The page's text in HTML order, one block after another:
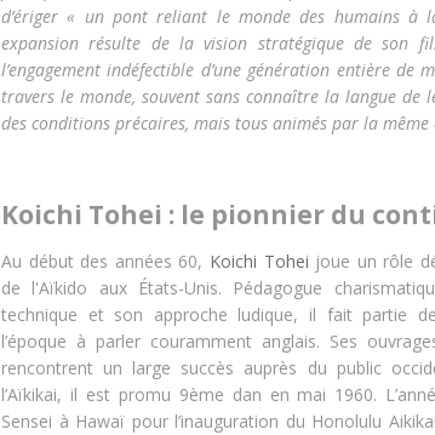
d’ériger « un pont reliant le monde des humains à
expansion résulte de la vision stratégique de son
l’engagement indéfectible d’une génération entière de
travers le monde, souvent sans connaître la langue de
des conditions précaires, mais tous animés par la même
Koichi Tohei : le pionnier du
Au début des années 60, Koichi Tohei joue un rôle
de l'Aïkido aux États-Unis. Pédagogue
technique et son approche ludique, il fait partie
l’époque à parler couramment anglais. Ses
rencontrent un large succès auprès du public
l’Aïkikai, il est promu 9ème dan en mai 1960.
Sensei à Hawaï pour l’inauguration du Honolulu